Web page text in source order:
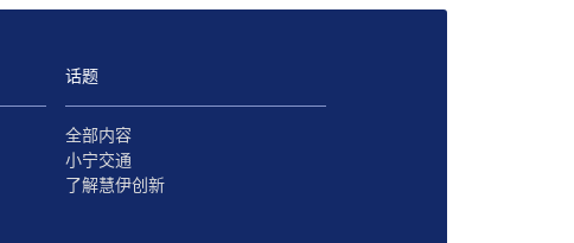
话题
全部内容
小宁交通
了解慧伊创新